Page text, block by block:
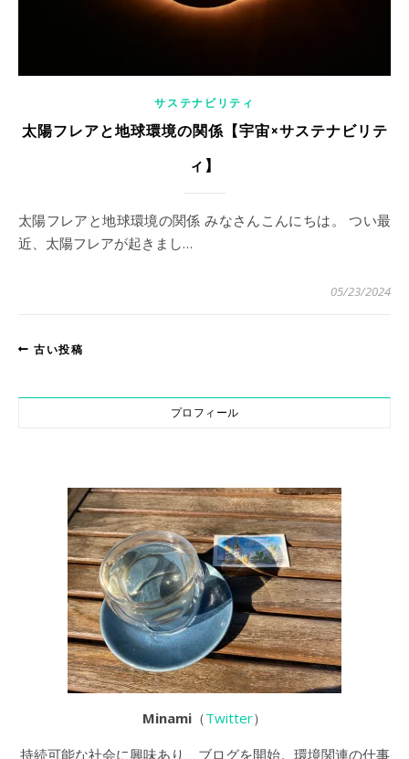
サステナビリティ
太陽フレアと地球環境の関係【宇宙×サステナビリテ
ィ】
太陽フレアと地球環境の関係 みなさんこんにちは。 つい最
近、太陽フレアが起きまし…
05/23/2024
古い投稿
プロフィール
Minami （Twitter）
持続可能な社会に興味あり、ブログを開始。環境関連の仕事